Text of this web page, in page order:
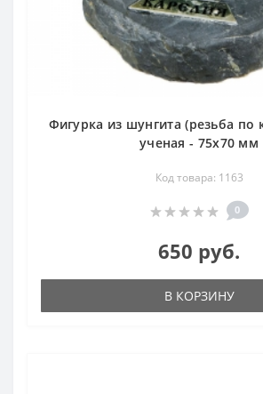
Фигурка из шунгита (резьба по
ученая - 75х70 мм
Код товара: 1163
0
650 руб.
В КОРЗИНУ